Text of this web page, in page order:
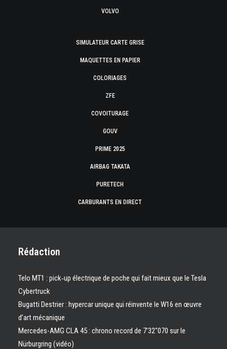
VOLVO
SIMULATEUR CARTE GRISE
MAQUETTES EN PAPIER
COLORIAGES
ZFE
COVOITURAGE
GOUV
PRIME 2025
AIRBAG TAKATA
PURETECH
CARBURANTS EN DIRECT
Rédaction
Telo MT1 : pick‑up électrique de poche qui fait mieux que le Tesla
Cybertruck
Bugatti Destrier : hypercar unique qui réinvente le W16 en œuvre
d’art mécanique
Mercedes-AMG CLA 45 : chrono record de 7’32″070 sur le
Nürburgring (vidéo)